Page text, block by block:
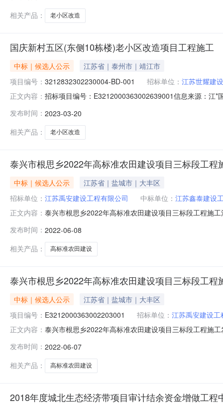
(元)8844653.37884
相关产品：
老小区改造
国庆新村五区(东侧10栋楼)老小区改造项目工程施工
中标｜候选人公示
江苏省｜泰州市｜靖江市
项目编号： 3212832302230004-BD-001 招标单位： 江苏世耀建
正文内容： 招标项目编号：E3212000363002639001信息来源：江*
项目工程施工的评标工作已经结束，中标候选人已经确
发布时间： 2023-03-20
相关产品：
老小区改造
泰兴市根思乡2022年高标准农田建设项目三标段工程
中标｜候选人公示
江苏省｜盐城市｜大丰区
招标单位： 江苏禹安建设工程有限公司 中标单位： 江苏鑫泰建设
正文内容： 泰兴市根思乡2022年高标准农田建设项目三标段工程施
现将中标候选人公示如下：1、中标候选人情况第一名第
(元)6854470.
发布时间： 2022-06-08
相关产品：
高标准农田建设
泰兴市根思乡2022年高标准农田建设项目三标段工程
中标｜候选人公示
江苏省｜盐城市｜大丰区
项目编号： E3212000363002203001 招标单位： 江苏禹安建设工
正文内容： 泰兴市根思乡2022年高标准农田建设项目三标段工程施
工的评标工作已经结束，中标候选人已经确定。本项目
程有
发布时间： 2022-06-07
相关产品：
高标准农田建设
2018年度城北生态经济带项目审计结余资金增做工程